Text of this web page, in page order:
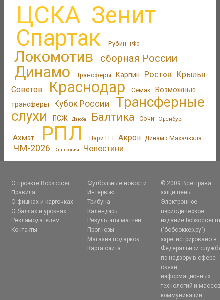
ЦСКА Зенит
Спартак Рубин РФС
Локомотив сборная России
Динамо Трансферы Карпин Ростов Крылья
Советов
Краснодар Семак Возможные
трансферы
Кубок России
Трансферные
слухи
ПСЖ Дзюба Балтика Сочи Оренбург
Ахмат РПЛ Пари НН Акрон Динамо Махачкала
ЧМ-2026 Станкович Челестини
О проекте Bobsoccer
Правила
О фишках и карточках
О баллах и уровнях
Рекламодателям
Контакты
Футбольные новости
Интервью
Трибуна
Календарь
Результаты матчей
Прогнозы
Магазин подарков
Карта сайта
© 2009 Все права
защищены.
Электронное
периодическое
издание bobsoccer.ru
("бобсоккер.ру")
зарегистрировано в
Федеральной
по надзору в сфере
связи,
информационных
технологий и
коммуникаций